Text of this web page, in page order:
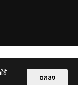
ช้
ตกลง